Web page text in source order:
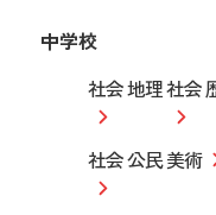
中学校
社会 地理社会
社会 公民美術